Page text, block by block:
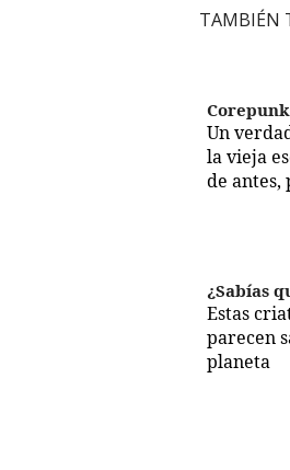
TAMBIÉN
Un
la vieja
de antes,
¿Sabías
Estas
parecen
planeta